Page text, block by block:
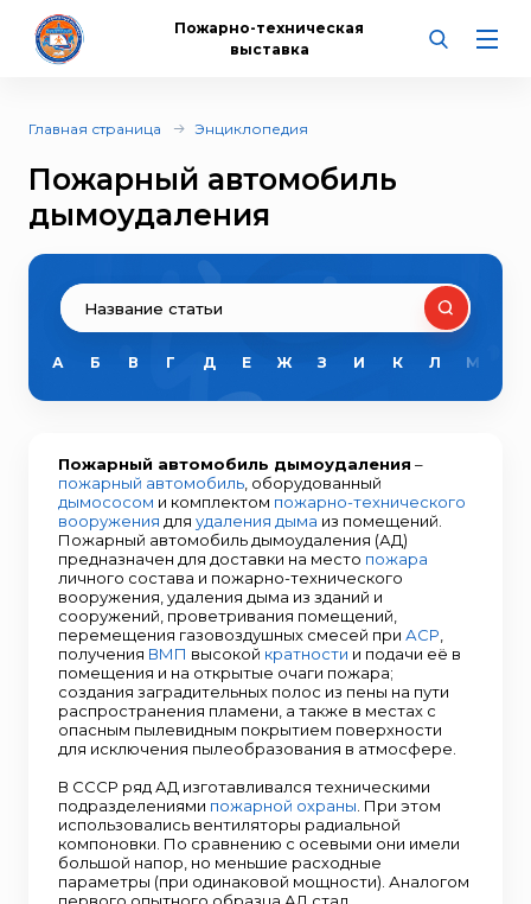
Пожарно-техническая
выставка
Главная страница Энциклопедия
Пожарный автомобиль
дымоудаления
А Б В Г Д Е Ж З И К Л М
Пожарный автомобиль дымоудаления –
пожарный автомобиль , оборудованный
дымососом и комплектом пожарно-технического
вооружения для удаления дыма из помещений.
Пожарный автомобиль дымоудаления (АД)
предназначен для доставки на место пожара
личного состава и пожарно-технического
вооружения, удаления дыма из зданий и
сооружений, проветривания помещений,
перемещения газовоздушных смесей при АСР
получения ВМП высокой кратности и подачи её в
помещения и на открытые очаги пожара;
создания заградительных полос из пены на пути
распространения пламени, а также в местах с
опасным пылевидным покрытием поверхности
для исключения пылеобразования в атмосфере.
В СССР ряд АД изготавливался техническими
подразделениями пожарной охраны . При этом
использовались вентиляторы радиальной
компоновки. По сравнению с осевыми они имели
большой напор, но меньшие расходные
параметры (при одинаковой мощности). Аналогом